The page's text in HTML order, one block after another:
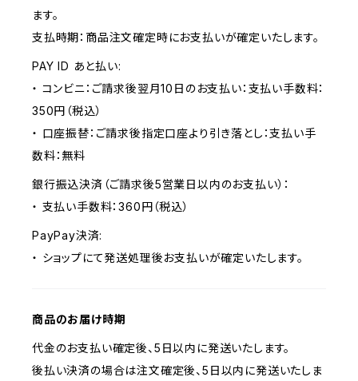
ます。
支払時期：商品注文確定時にお支払いが確定いたします。
PAY ID あと払い:
・ コンビニ：ご請求後翌月10日のお支払い：支払い手数料：
350円（税込）
・ 口座振替：ご請求後指定口座より引き落とし：支払い手
数料：無料
銀行振込決済（ご請求後5営業日以内のお支払い）：
・ 支払い手数料：360円（税込）
PayPay決済:
・ ショップにて発送処理後お支払いが確定いたします。
商品のお届け時期
代金のお支払い確定後、5日以内に発送いたします。
後払い決済の場合は注文確定後、5日以内に発送いたしま